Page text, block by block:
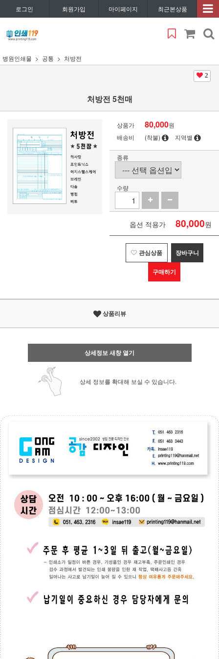
로그인 회원가입 마이페이지 최근본상품
병원인쇄물 공통 처방전
2
처방전 5천매
상품가 80,000원
배송비
(착불) 지역별
종류
수량
옵션 적용가 80,000원
관심상품 장바구니
구매하기
상품리뷰
상세정보 새창 열기
상세 정보를 확대해 보실 수 있습니다.